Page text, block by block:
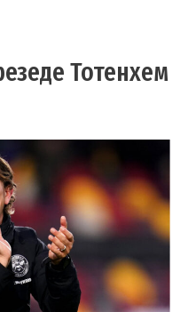
Тотенхем